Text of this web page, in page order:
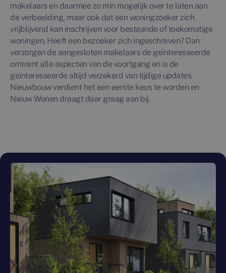
makelaars en daarmee zo min mogelijk over te laten aan
de verbeelding, maar ook dat een woningzoeker zich
vrijblijvend kan inschrijven voor bestaande of toekomstige
woningen. Heeft een bezoeker zich ingeschreven? Dan
verzorgen de aangesloten makelaars de geïnteresseerde
omtrent alle aspecten van de voortgang en is de
geïnteresseerde altijd verzekerd van tijdige updates.
Nieuwbouw verdient het een eerste keus te worden en
Nieuw Wonen draagt daar graag aan bij.